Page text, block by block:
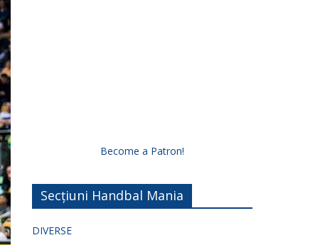
Become a Patron!
Secțiuni Handbal Mania
DIVERSE